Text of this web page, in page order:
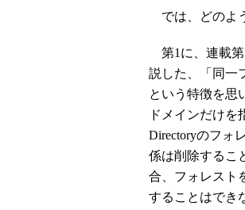
では、どのよ
第1に、連載第
説した、「同一
という特徴を思
ドメインだけを
Directoryのフォ
係は削除するこ
合、フォレスト
することはでき